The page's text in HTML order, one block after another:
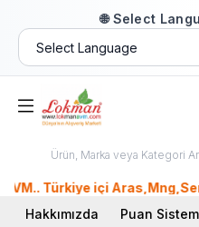
🌐 Select
Türkiye içi
Hakkımızda
Puan